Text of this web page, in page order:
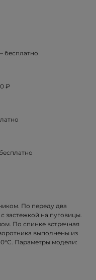
бесплатно
₽
По переду два
застежкой на пуговицы.
По спинке встречная
выполнены из
Параметры модели: